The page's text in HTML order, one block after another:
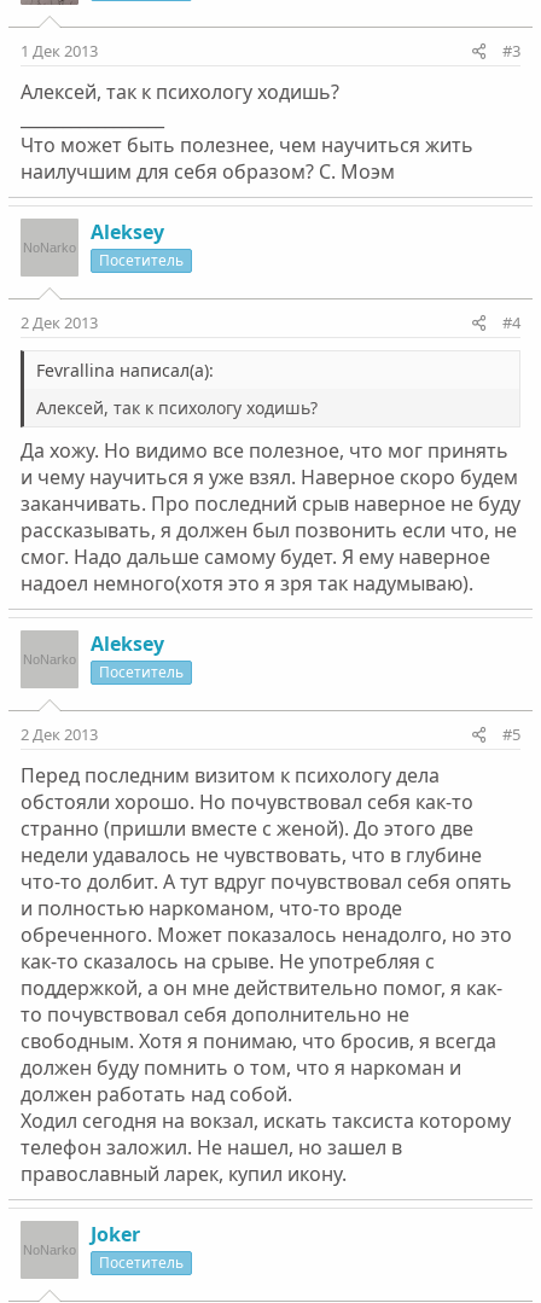
1 Дек 2013 #3
Алексей, так к психологу ходишь?
Что может быть полезнее, чем научиться жить
наилучшим для себя образом? С. Моэм
Aleksey
Посетитель
2 Дек 2013 #4
Fevrallina написал(а):
Алексей, так к психологу ходишь?
Да хожу. Но видимо все полезное, что мог принять
и чему научиться я уже взял. Наверное скоро будем
заканчивать. Про последний срыв наверное не буду
рассказывать, я должен был позвонить если что, не
смог. Надо дальше самому будет. Я ему наверное
надоел немного(хотя это я зря так надумываю).
Aleksey
Посетитель
2 Дек 2013 #5
Перед последним визитом к психологу дела
обстояли хорошо. Но почувствовал себя как-то
странно (пришли вместе с женой). До этого две
недели удавалось не чувствовать, что в глубине
что-то долбит. А тут вдруг почувствовал себя опять
и полностью наркоманом, что-то вроде
обреченного. Может показалось ненадолго, но это
как-то сказалось на срыве. Не употребляя с
поддержкой, а он мне действительно помог, я как-
то почувствовал себя дополнительно не
свободным. Хотя я понимаю, что бросив, я всегда
должен буду помнить о том, что я наркоман и
должен работать над собой.
Ходил сегодня на вокзал, искать таксиста которому
телефон заложил. Не нашел, но зашел в
православный ларек, купил икону.
Joker
Посетитель